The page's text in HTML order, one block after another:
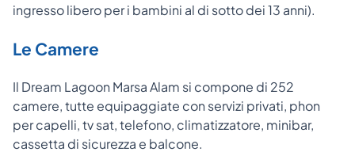
ingresso libero per i bambini al di sotto dei 13 anni).
Le Camere
Il Dream Lagoon Marsa Alam si compone di 252
camere, tutte equipaggiate con servizi privati, phon
per capelli, tv sat, telefono, climatizzatore, minibar,
cassetta di sicurezza e balcone.